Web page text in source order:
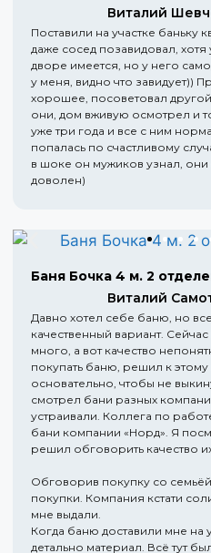
Виталий
Поставили на участке баньку
даже сосед позавидовал,
дворе имеется, но у него
у меня, видно что завидует))
хорошее, посоветовал
они, дом вживую осмотрел и
уже три года и все с ним
попалась по счастливому
в шоке он мужиков узнал, они
доволен)
Баня Бочка 4 м. 2
Виталий
Давно хотел себе баню, но
качественный вариант.
много, а вот качество
покупать баню, решил к
основательно, чтобы не
смотрел бани разных
устраивали. Коллега по
бани компании «Норд». Я
решил обговорить качество
Обговорив покупку со
покупки. Компания кстати
мне выдали.
Когда баню доставили мне на
детально материал. Всё тут